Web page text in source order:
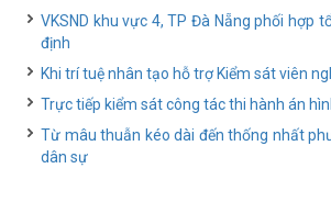
VKSND khu vực 4, TP Đà Nẵng phối hợp
định
Khi trí tuệ nhân tạo hỗ trợ Kiểm sát viên
Trực tiếp kiểm sát công tác thi hành án
Từ mâu thuẫn kéo dài đến thống nhất
dân sự